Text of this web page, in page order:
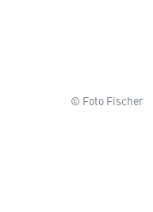
© Foto Fischer